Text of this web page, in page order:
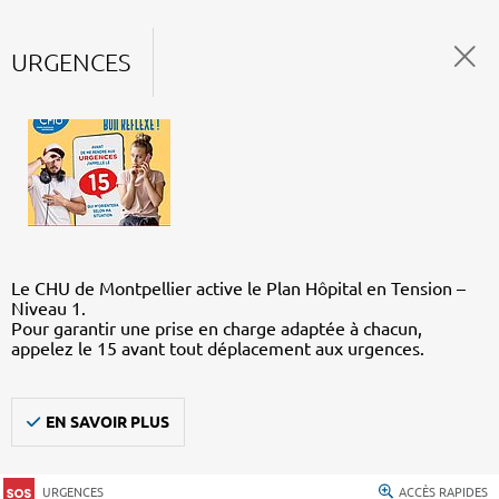
URGENCES
Le CHU de Montpellier active le Plan Hôpital en Tension –
Niveau 1.
Pour garantir une prise en charge adaptée à chacun,
appelez le 15 avant tout déplacement aux urgences.
EN SAVOIR PLUS
URGENCES ACCÈS RAPIDES